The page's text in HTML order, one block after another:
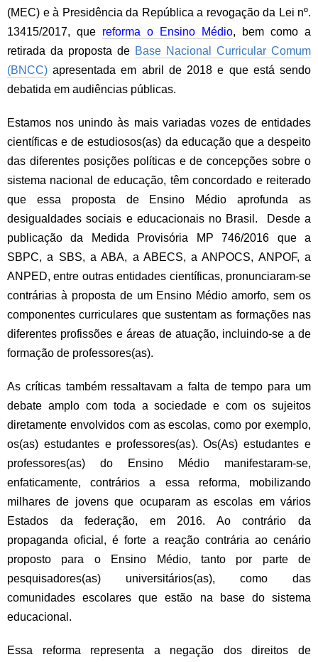
(MEC) e à Presidência da República a revogação da Lei nº.
13415/2017, que reforma o Ensino Médio, bem como a
retirada da proposta de Base Nacional Curricular Comum
(BNCC) apresentada em abril de 2018 e que está sendo
debatida em audiências públicas.
Estamos nos unindo às mais variadas vozes de entidades
científicas e de estudiosos(as) da educação que a despeito
das diferentes posições políticas e de concepções sobre o
sistema nacional de educação, têm concordado e reiterado
que essa proposta de Ensino Médio aprofunda as
desigualdades sociais e educacionais no Brasil. Desde a
publicação da Medida Provisória MP 746/2016 que a
SBPC, a SBS, a ABA, a ABECS, a ANPOCS, ANPOF, a
ANPED, entre outras entidades científicas, pronunciaram-se
contrárias à proposta de um Ensino Médio amorfo, sem os
componentes curriculares que sustentam as formações nas
diferentes profissões e áreas de atuação, incluindo-se a de
formação de professores(as).
As críticas também ressaltavam a falta de tempo para um
debate amplo com toda a sociedade e com os sujeitos
diretamente envolvidos com as escolas, como por exemplo,
os(as) estudantes e professores(as). Os(As) estudantes e
professores(as) do Ensino Médio manifestaram-se,
enfaticamente, contrários a essa reforma, mobilizando
milhares de jovens que ocuparam as escolas em vários
Estados da federação, em 2016. Ao contrário da
propaganda oficial, é forte a reação contrária ao cenário
proposto para o Ensino Médio, tanto por parte de
pesquisadores(as) universitários(as), como das
comunidades escolares que estão na base do sistema
educacional.
Essa reforma representa a negação dos direitos de